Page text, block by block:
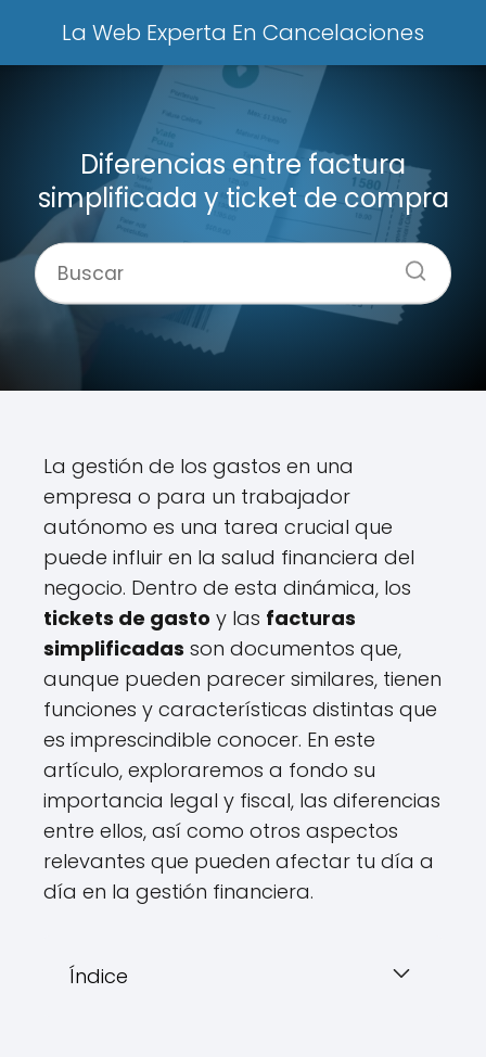
La Web Experta En Cancelaciones
Diferencias entre factura
simplificada y ticket de compra
La gestión de los gastos en una
empresa o para un trabajador
autónomo es una tarea crucial que
puede influir en la salud financiera del
negocio. Dentro de esta dinámica, los
tickets de gasto y las facturas
simplificadas son documentos que,
aunque pueden parecer similares, tienen
funciones y características distintas que
es imprescindible conocer. En este
artículo, exploraremos a fondo su
importancia legal y fiscal, las diferencias
entre ellos, así como otros aspectos
relevantes que pueden afectar tu día a
día en la gestión financiera.
Índice